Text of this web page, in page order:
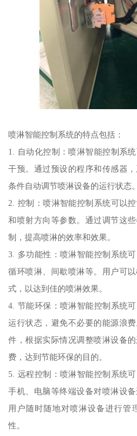
喷淋智能控制系统的特点包括：
1. 自动化控制：喷淋智能控制系
干预。通过预设的程序和传感器
条件自动调节喷淋设备的运行状态。
2. 控制：喷淋智能控制系统可以
和喷射方向等参数。通过调节这
制，提高喷淋的效率和效果。
3. 多功能性：喷淋智能控制系统
循环喷淋、间歇喷淋等。用户可
式，以达到佳的喷淋效果。
4. 节能环保：喷淋智能控制系统
运行状态，避免不必要的能源浪
件，根据实际情况调整喷淋设备
费，达到节能环保的目的。
5. 远程控制：喷淋智能控制系统
手机、电脑等终端设备对喷淋设
用户随时随地对喷淋设备进行管
性。